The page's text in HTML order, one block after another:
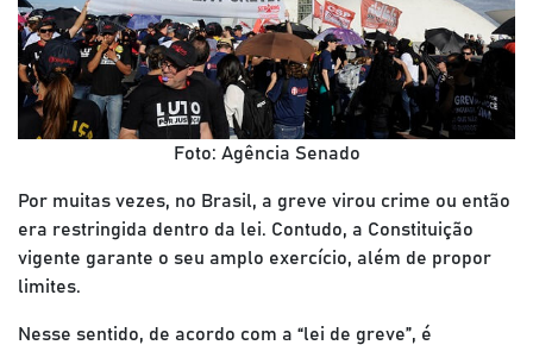
Foto: Agência Senado
Por muitas vezes, no Brasil, a greve virou crime ou então
era restringida dentro da lei. Contudo, a Constituição
vigente garante o seu amplo exercício, além de propor
limites.
Nesse sentido, de acordo com a “lei de greve”, é